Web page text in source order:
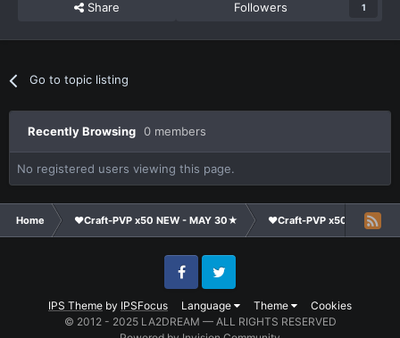
Share Followers 1
Go to topic listing
Recently Browsing 0 members
No registered users viewing this page.
Home ❤Craft-PVP x50 NEW - MAY 30★ ❤Craft-PVP x50★
IPS Theme by IPSFocus Language Theme Cookies
FacebookTwitter
© 2012 - 2025 LA2DREAM — ALL RIGHTS RESERVED